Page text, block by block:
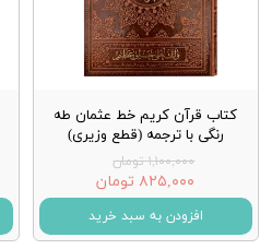
کتاب قرآن کریم خط عثمان طه
رنگی با ترجمه (قطع وزیری)
۱,۱۰۰,۰۰۰ تومان
۸۲۵,۰۰۰ تومان
افزودن به سبد خرید